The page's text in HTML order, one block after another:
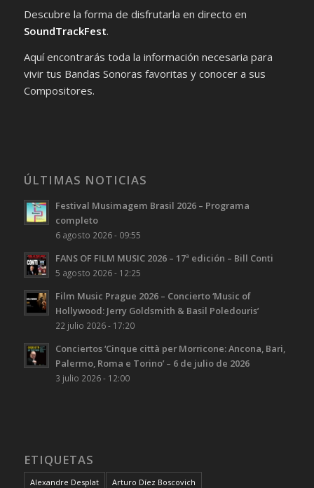
Descubre la forma de disfrutarla en directo en
SoundTrackFest.
Aquí encontrarás toda la información necesaria para
vivir tus Bandas Sonoras favoritas y conocer a sus
Compositores.
ÚLTIMAS NOTICIAS
Festival Musimagem Brasil 2026 – Programa
completo
6 agosto 2026 - 09:55
FANS OF FILM MUSIC 2026 – 17ª edición – Bill Conti
5 agosto 2026 - 12:25
Film Music Prague 2026 – Concierto ‘Music of
Hollywood: Jerry Goldsmith & Basil Poledouris’
22 julio 2026 - 17:20
Conciertos ‘Cinque città per Morricone: Ancona, Bari,
Palermo, Roma e Torino’ – 6 de julio de 2026
3 julio 2026 - 12:00
ETIQUETAS
Alexandre Desplat Arturo Díez Boscovich